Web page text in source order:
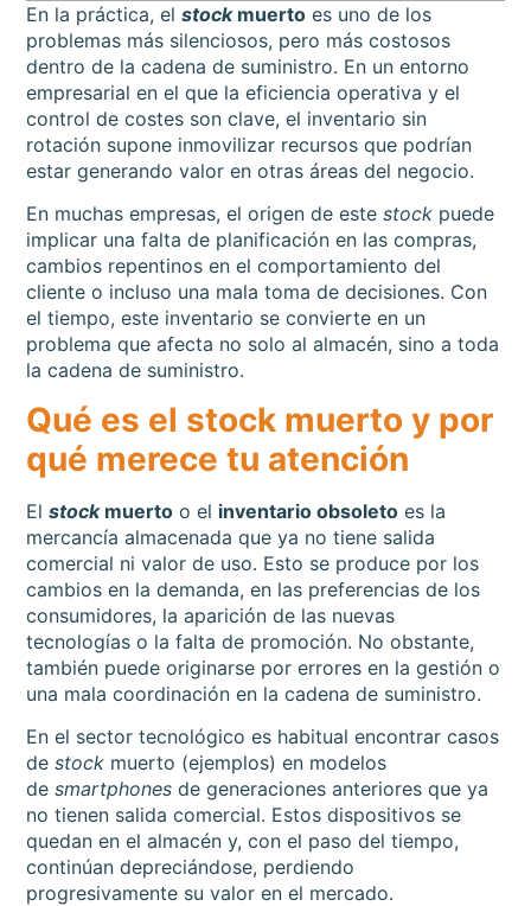
En la práctica, elstockmuerto es uno de los
problemas más silenciosos, pero más costosos
dentro de la cadena de suministro. En un entorno
empresarial en el que la eficiencia operativa y el
control de costes son clave, el inventario sin
rotación supone inmovilizar recursos que podrían
estar generando valor en otras áreas del negocio.
En muchas empresas, el origen de estestock puede
implicar una falta de planificación en las compras,
cambios repentinos en el comportamiento del
cliente o incluso una mala toma de decisiones. Con
el tiempo, este inventario se convierte en un
problema que afecta no solo al almacén, sino a toda
la cadena de suministro.
Qué es el stock muerto y por
qué merece tu atención
Elstockmuerto o el inventario obsoleto es la
mercancía almacenada que ya no tiene salida
comercial ni valor de uso. Esto se produce por los
cambios en la demanda, en las preferencias de los
consumidores, la aparición de las nuevas
tecnologías o la falta de promoción. No obstante,
también puede originarse por errores en la gestión o
una mala coordinación en la cadena de suministro.
En el sector tecnológico es habitual encontrar casos
destock muerto (ejemplos) en modelos
desmartphones de generaciones anteriores que ya
no tienen salida comercial. Estos dispositivos se
quedan en el almacén y, con el paso del tiempo,
continúan depreciándose, perdiendo
progresivamente su valor en el mercado.